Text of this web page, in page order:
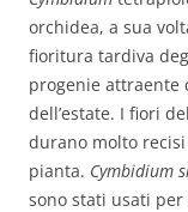
orchidea, a sua
fioritura tardiva
progenie attraente
dell’estate. I fiori
durano molto
pianta. Cymbidium
sono stati usati